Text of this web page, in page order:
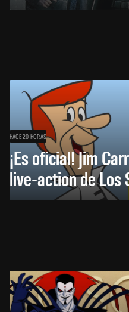
HACE 20 HORAS
¡Es oficial! Jim
live-action de Los